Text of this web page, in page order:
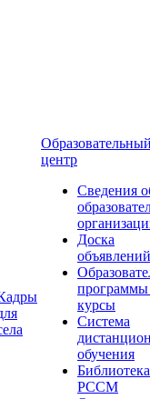
центр
Сведения
Доска
объявлений
курсы
Система
обучения
Библиотека
РССМ